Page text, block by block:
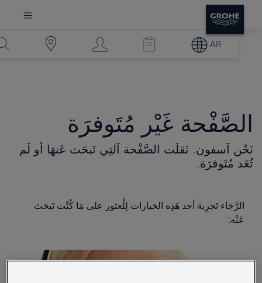
AR
الصَّفْحة غَيْر مُتَوفرَة
نَحْن آسفون. نَقلَت الصَّفْحة اَلتِي تَبحَث عَنهَا أو لَم
تُعَد مُتَوفرَة.
الرَّجَاء تَجرِبة أحد هَذِه الخيارات لِلْعثور على مَا كُنْت تَبحَث
عَنْه: